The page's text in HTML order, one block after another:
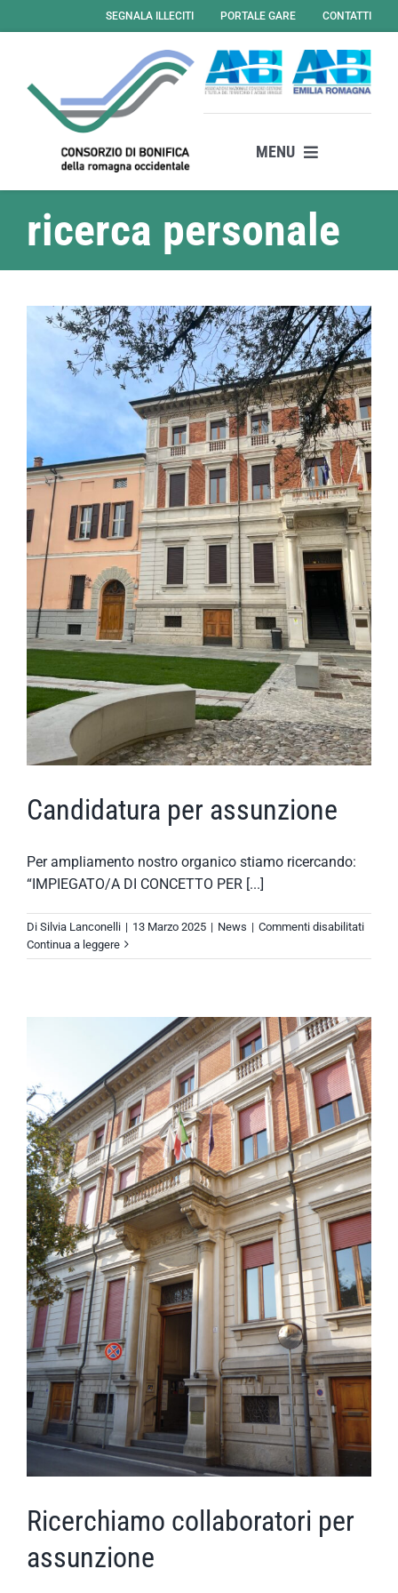
al
SEGNALA ILLECITI PORTALE GARE CONTATTI
MENU
Il consorzio
Attività
Amministrazione Trasparente
Albo Online – Gare
ricerca personale
Candidatura per assunzione
Per ampliamento nostro organico stiamo ricercando:
“IMPIEGATO/A DI CONCETTO PER [...]
Di Silvia Lanconelli | 13 Marzo 2025 | News | Commenti disabilitatisu
per
Continua a leggere
Ricerchiamo collaboratori per
assunzione